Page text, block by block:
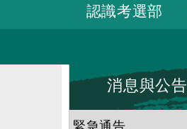
認識考選部
消息與公告
緊急通告